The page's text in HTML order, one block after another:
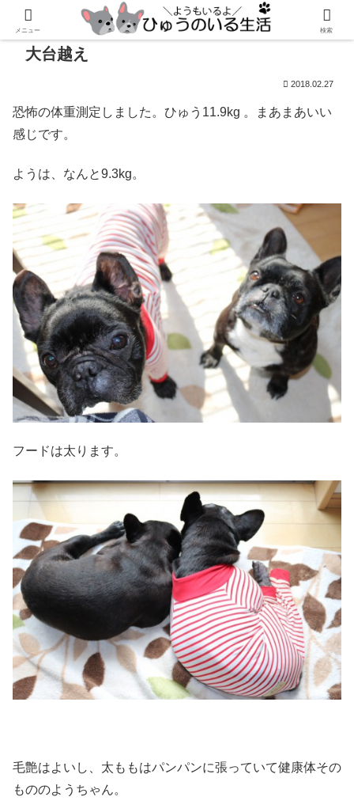
大台越え
2018.02.27
恐怖の体重測定しました。ひゅう11.9kg 。まあまあいい
感じです。
ようは、なんと9.3kg。
フードは太ります。
毛艶はよいし、太ももはパンパンに張っていて健康体その
もののようちゃん。
メニュー 検索